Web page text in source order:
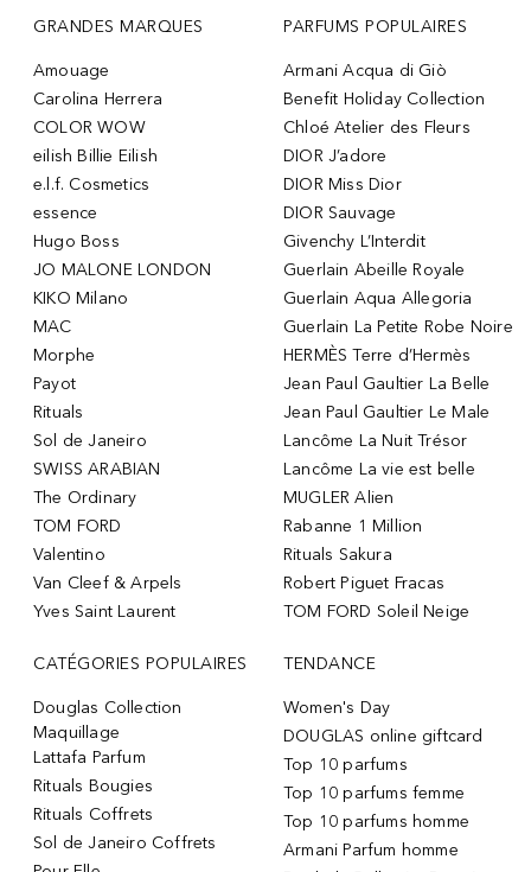
GRANDES MARQUES
Amouage
Carolina Herrera
COLOR WOW
eilish Billie Eilish
e.l.f. Cosmetics
essence
Hugo Boss
JO MALONE LONDON
KIKO Milano
MAC
Morphe
Payot
Rituals
Sol de Janeiro
SWISS ARABIAN
The Ordinary
TOM FORD
Valentino
Van Cleef & Arpels
Yves Saint Laurent
PARFUMS POPULAIRES
Armani Acqua di Giò
Benefit Holiday Collection
Chloé Atelier des Fleurs
DIOR J’adore
DIOR Miss Dior
DIOR Sauvage
Givenchy L’Interdit
Guerlain Abeille Royale
Guerlain Aqua Allegoria
Guerlain La Petite Robe Noire
HERMÈS Terre d’Hermès
Jean Paul Gaultier La Belle
Jean Paul Gaultier Le Male
Lancôme La Nuit Trésor
Lancôme La vie est belle
MUGLER Alien
Rabanne 1 Million
Rituals Sakura
Robert Piguet Fracas
TOM FORD Soleil Neige
CATÉGORIES POPULAIRES
Douglas Collection
Maquillage
Lattafa Parfum
Rituals Bougies
Rituals Coffrets
Sol de Janeiro Coffrets
TENDANCE
Women's Day
DOUGLAS online giftcard
Top 10 parfums
Top 10 parfums femme
Top 10 parfums homme
Armani Parfum homme